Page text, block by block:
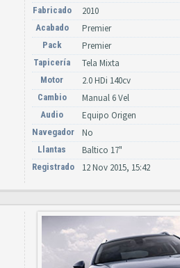
Fabricado 2010
Acabado Premier
Pack Premier
Tapicería Tela Mixta
Motor 2.0 HDi 140cv
Cambio Manual 6 Vel
Audio Equipo Origen
Navegador No
Llantas Baltico 17"
Registrado 12 Nov 2015, 15:42